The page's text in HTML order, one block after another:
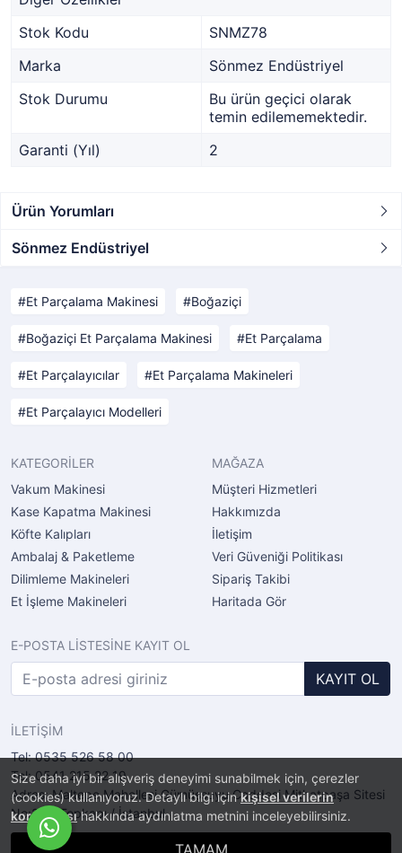
Size daha iyi bir alışveriş deneyimi sunabilmek için, çerezler
(cookies) kullanıyoruz. Detaylı bilgi içinkişisel verilerin
korunmasıhakkında aydınlatma metnini inceleyebilirsiniz.
TAMAM
Stok Kodu
SNMZ78
Marka
Sönmez Endüstriyel
Stok Durumu
Bu ürün geçici olarak
temin edilememektedir.
Garanti (Yıl)
2
Ürün Yorumları
Sönmez Endüstriyel
Et Parçalama Makinesi Boğaziçi
Boğaziçi Et Parçalama Makinesi Et Parçalama
Et Parçalayıcılar Et Parçalama Makineleri
Et Parçalayıcı Modelleri
KATEGORİLER
Vakum Makinesi
Kase Kapatma Makinesi
Köfte Kalıpları
Ambalaj & Paketleme
Dilimleme Makineleri
Et İşleme Makineleri
MAĞAZA
Müşteri Hizmetleri
Hakkımızda
İletişim
Veri Güveniği Politikası
Sipariş Takibi
Haritada Gör
E-POSTA LİSTESİNE KAYIT OL
KAYIT OL
İLETİŞİM
Tel: 0535 526 58 00
Tel: 0541 215 22 19
Adres: Maltepe Mahellesi Gümüşsuyu Caddesi Mithatpaşa Sitesi
No:2/11 Topkapı / İstanbul